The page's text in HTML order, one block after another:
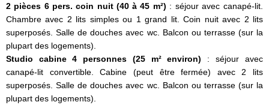
2 pièces 6 pers. coin nuit (40 à 45 m²) : séjour avec canapé-lit.
Chambre avec 2 lits simples ou 1 grand lit. Coin nuit avec 2 lits
superposés. Salle de douches avec wc. Balcon ou terrasse (sur la
plupart des logements).
Studio cabine 4 personnes (25 m² environ) : séjour avec
canapé-lit convertible. Cabine (peut être fermée) avec 2 lits
superposés. Salle de douches avec wc. Balcon ou terrasse (sur la
plupart des logements).